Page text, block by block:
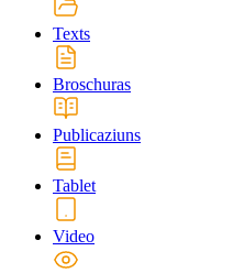
Texts
Broschuras
Publicaziuns
Tablet
Video